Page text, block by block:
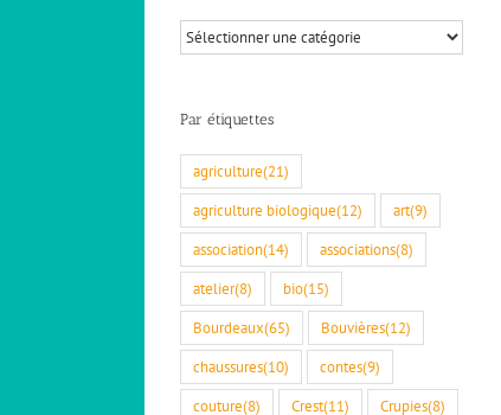
Par
rubriques
Par étiquettes
agriculture(21)
agriculture biologique(12) art(9)
association(14) associations(8)
atelier(8) bio(15)
Bourdeaux(65) Bouvières(12)
chaussures(10) contes(9)
couture(8) Crest(11) Crupies(8)